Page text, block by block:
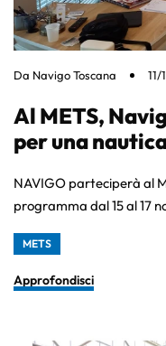
Da Navigo Toscana
Al METS,
per una
NAVIGO parteciperà al
programma dal 15 al 17
METS
Approfondisci